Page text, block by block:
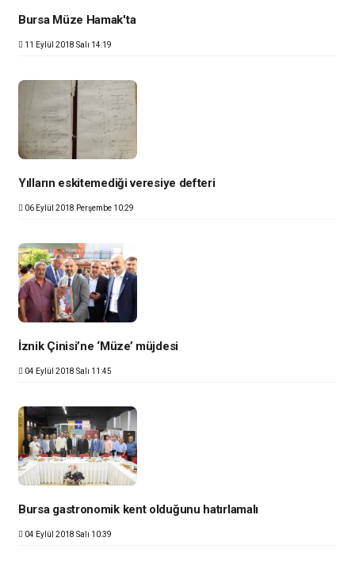
Bursa Müze Hamak'ta
11 Eylül 2018 Salı 14:19
Yılların eskitemediği veresiye defteri
06 Eylül 2018 Perşembe 10:29
İznik Çinisi’ne ‘Müze’ müjdesi
04 Eylül 2018 Salı 11:45
Bursa gastronomik kent olduğunu hatırlamalı
04 Eylül 2018 Salı 10:39